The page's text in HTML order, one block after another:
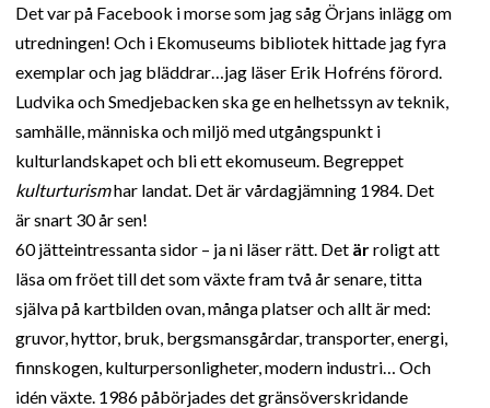
Det var på Facebook i morse som jag såg Örjans inlägg om
utredningen! Och i Ekomuseums bibliotek hittade jag fyra
exemplar och jag bläddrar…jag läser Erik Hofréns förord.
Ludvika och Smedjebacken ska ge en helhetssyn av teknik,
samhälle, människa och miljö med utgångspunkt i
kulturlandskapet och bli ett ekomuseum. Begreppet
kulturturismhar landat. Det är vårdagjämning 1984. Det
är snart 30 år sen!
60 jätteintressanta sidor – ja ni läser rätt. Det ärroligt att
läsa om fröet till det som växte fram två år senare, titta
själva på kartbilden ovan, många platser och allt är med:
gruvor, hyttor, bruk, bergsmansgårdar, transporter, energi,
finnskogen, kulturpersonligheter, modern industri… Och
idén växte. 1986 påbörjades det gränsöverskridande